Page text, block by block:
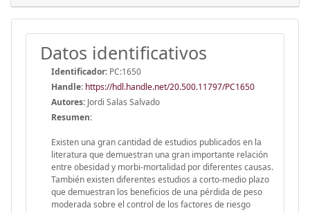
Datos identificativos
Identificador: PC:1650
Handle: https://hdl.handle.net/20.500.11797/PC1650
Autores: Jordi Salas Salvado
Resumen:
Existen una gran cantidad de estudios publicados en la
literatura que demuestran una gran importante relación
entre obesidad y morbi-mortalidad por diferentes causas.
También existen diferentes estudios a corto-medio plazo
que demuestran los beneficios de una pérdida de peso
moderada sobre el control de los factores de riesgo